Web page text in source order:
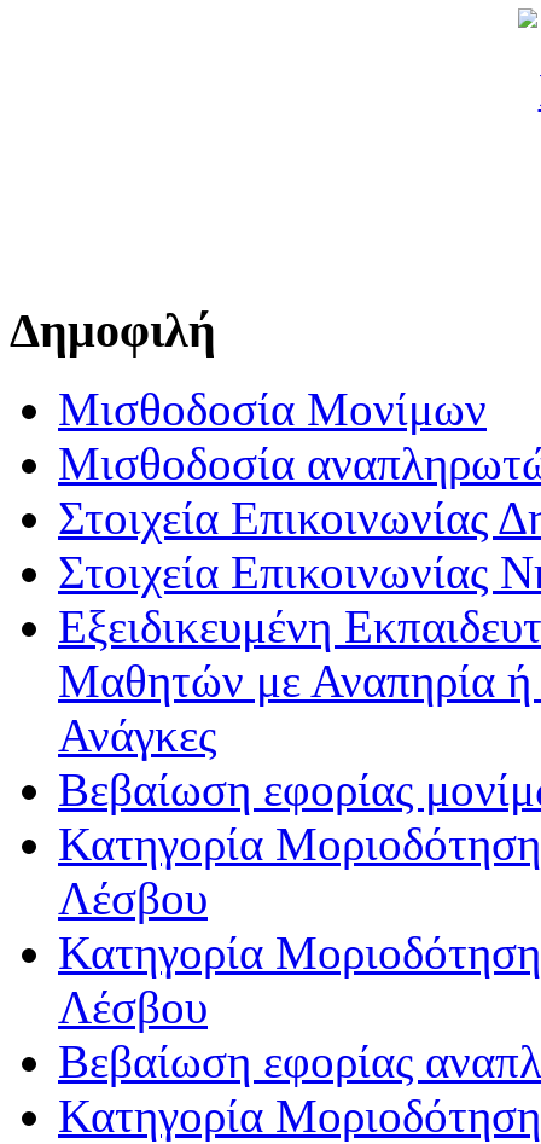
Δημοφιλή
Μισθοδοσία Μονίμων
Μισθοδοσία
Στοιχεία Επικοινωνίας
Στοιχεία Επικοινωνίας
Εξειδικευμένη
Μαθητών με Αναπηρία ή /
Ανάγκες
Βεβαίωση εφορίας
Κατηγορία
Λέσβου
Κατηγορία
Λέσβου
Βεβαίωση εφορίας
Κατηγορία